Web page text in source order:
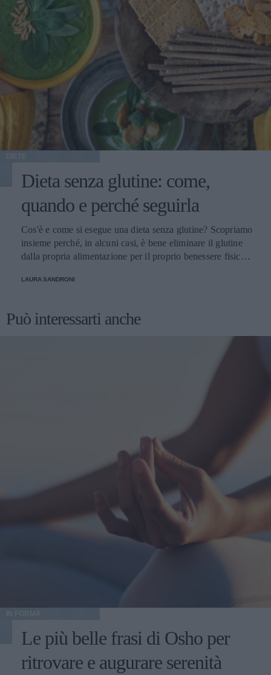
Dieta senza glutine: come,
quando e perché seguirla
Cos'è e come si esegue una dieta senza glutine? Scopriamo
insieme perché, in alcuni casi, è bene eliminare il glutine
dalla propria alimentazione per il proprio benessere fisico e
LAURA SANDRONI
Può interessarti anche
Le più belle frasi di Osho per
ritrovare e augurare serenità